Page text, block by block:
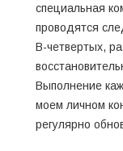
специальная
проводятся
В-четвертых,
Выполнение
моем личном
регулярно